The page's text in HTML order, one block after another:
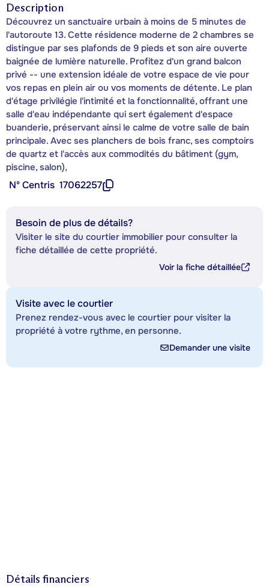
Description
Découvrez un sanctuaire urbain à moins de 5 minutes de
l'autoroute 13. Cette résidence moderne de 2 chambres se
distingue par ses plafonds de 9 pieds et son aire ouverte
baignée de lumière naturelle. Profitez d'un grand balcon
privé -- une extension idéale de votre espace de vie pour
vos repas en plein air ou vos moments de détente. Le plan
d'étage privilégie l'intimité et la fonctionnalité, offrant une
salle d'eau indépendante qui sert également d'espace
buanderie, préservant ainsi le calme de votre salle de bain
principale. Avec ses planchers de bois franc, ses comptoirs
de quartz et l'accès aux commodités du bâtiment (gym,
piscine, salon),
Nº Centris 17062257
Besoin de plus de détails?
Visiter le site du courtier immobilier pour consulter la
fiche détaillée de cette propriété.
Voir la fiche détaillée
Visite avec le courtier
Prenez rendez-vous avec le courtier pour visiter la
propriété à votre rythme, en personne.
Demander une visite
Détails financiers